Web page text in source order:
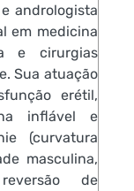
andrologista
em medicina
e cirurgias
Sua atuação
erétil,
inflável e
(curvatura
masculina,
de